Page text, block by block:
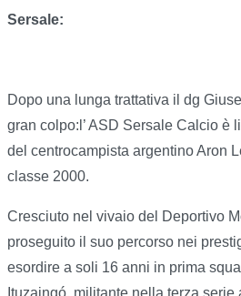
Sersale:
Dopo una lunga trattativa il dg
gran colpo:l’ ASD Sersale Calcio è
del centrocampista argentino Aron
classe 2000.
Cresciuto nel vivaio del Deportivo
proseguito il suo percorso nei
esordire a soli 16 anni in prima